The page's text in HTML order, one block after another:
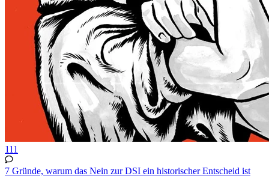
111
7 Gründe, warum das Nein zur DSI ein historischer Entscheid ist